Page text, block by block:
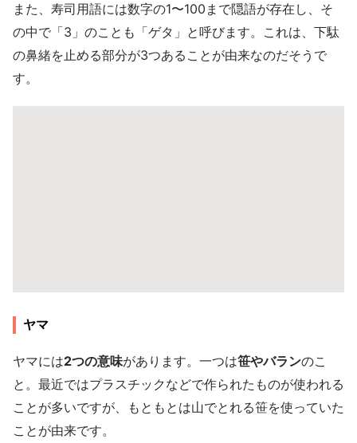
また、寿司用語には数字の1〜100まで隠語が存在し、そ
の中で「3」のことも「ゲタ」と呼びます。これは、下駄
の鼻緒を止める部分が3つあることが由来なのだそうで
す。
ヤマ
ヤマには2つの意味があります。一つは笹やバランのこ
と。最近ではプラスチックなどで作られたものが使われる
ことが多いですが、もともとは山でとれる笹を使っていた
ことが由来です。